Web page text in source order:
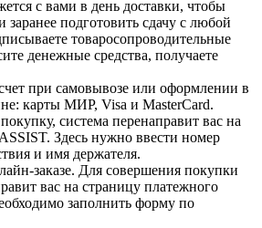
с вами в день доставки, чтобы
заранее подготовить сдачу с любой
товаросопроводительные
денежные средства, получаете
при самовывозе или оформлении в
карты МИР, Visa и MasterCard.
система перенаправит вас на
Здесь нужно ввести номер
и имя держателя.
заказе. Для совершения покупки
вас на страницу платежного
заполнить форму по